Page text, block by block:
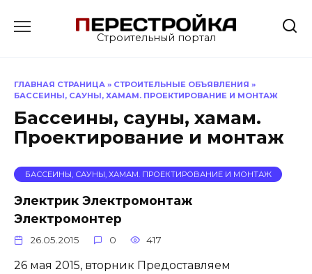
Строительный портал
ГЛАВНАЯ СТРАНИЦА » СТРОИТЕЛЬНЫЕ ОБЪЯВЛЕНИЯ »
БАССЕИНЫ, САУНЫ, ХАМАМ. ПРОЕКТИРОВАНИЕ И МОНТАЖ
Бассеины, сауны, хамам.
Проектирование и монтаж
БАССЕИНЫ, САУНЫ, ХАМАМ. ПРОЕКТИРОВАНИЕ И МОНТАЖ
Электрик Электромонтаж
Электромонтер
26.05.2015 0 417
26 мая 2015, вторник Предоставляем